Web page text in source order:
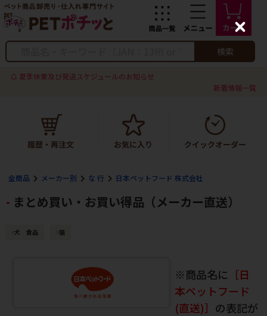
検索
夏季休業及び発送スケジュールのお知らせ
新着情報一覧
全商品 メーカー別 な 行 日本ペットフード 株式会社
まとめ買い・お買い得品（メーカー直送）
犬 食品 猫
※商品名に ［日
本ペットフード
(直送)］ の表記が
C
l
s